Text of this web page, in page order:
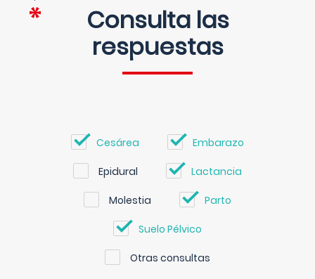
Consulta las
respuestas
Cesárea Embarazo
Epidural Lactancia
Molestia Parto
Suelo Pélvico
Otras consultas